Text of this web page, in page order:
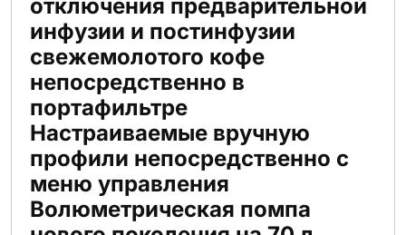
отключения предварительной
инфузии и постинфузии
свежемолотого кофе
непосредственно в
портафильтре
Настраиваемые вручную
профили непосредственно с
меню управления
Волюметрическая помпа